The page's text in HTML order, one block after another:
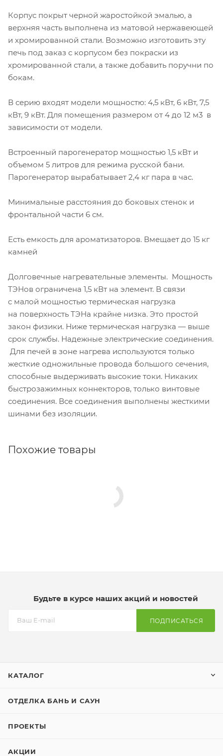
Корпус покрыт черной жаростойкой эмалью, а
верхняя часть выполнена из матовой нержавеющей
и хромированной стали. Возможно изготовить эту
печь под заказ с корпусом без покраски из
хромированной стали, а также добавить поручни по
бокам.
В серию входят модели мощностю: 4,5 кВт, 6 кВт, 7,5
кВт, 9 кВт. Для помещения размером от 4 до 12 м3 в
зависимости от модели.
Встроенный парогенератор мощностью 1,5 кВт и
объемом 5 литров для режима русской бани.
Парогенератор вырабатывает 2,4 кг пара в час.
Минимальные расстояния до боковых стенок и
фронтальной части 6 см.
Есть емкость для ароматизаторов. Вмещает до 15 кг
камней
Долговечные нагревательные элементы. Мощность
ТЭНов ограничена 1,5 кВт на элемент. В связи
с малой мощностью термическая нагрузка
на поверхность ТЭНа крайне низка. Это простой
закон физики. Ниже термическая нагрузка — выше
срок службы. Надежные электрические соединения.
Для печей в зоне нагрева используются только
жесткие одножильные провода большого сечения,
способные выдерживать высокие токи. Никаких
быстрозажимных коннекторов, только винтовые
соединения. Все соединения выполнены жесткими
шинами без изоляции.
Похожие товары
Будьте в курсе наших акций и новостей
ПОДПИСАТЬСЯ
КАТАЛОГ
ОТДЕЛКА БАНЬ И САУН
ПРОЕКТЫ
АКЦИИ